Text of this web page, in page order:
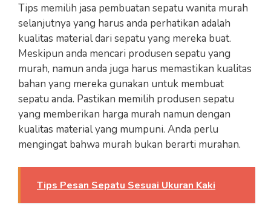
Tips memilih jasa pembuatan sepatu wanita murah
selanjutnya yang harus anda perhatikan adalah
kualitas material dari sepatu yang mereka buat.
Meskipun anda mencari produsen sepatu yang
murah, namun anda juga harus memastikan kualitas
bahan yang mereka gunakan untuk membuat
sepatu anda. Pastikan memilih produsen sepatu
yang memberikan harga murah namun dengan
kualitas material yang mumpuni. Anda perlu
mengingat bahwa murah bukan berarti murahan.
Tips Pesan Sepatu Sesuai Ukuran Kaki